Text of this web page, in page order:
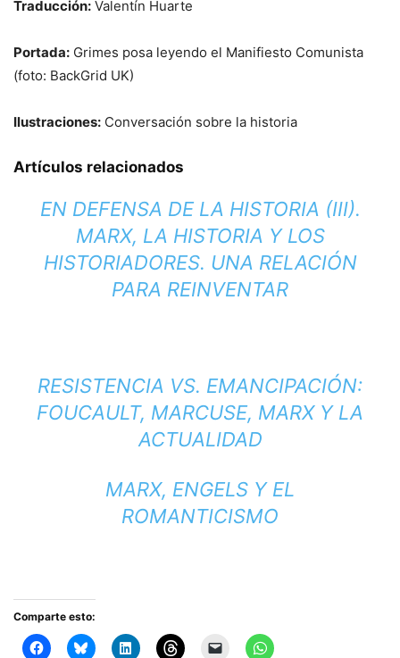
Traducción: Valentín Huarte
Portada: Grimes posa leyendo el Manifiesto Comunista
(foto: BackGrid UK)
Ilustraciones: Conversación sobre la historia
Artículos relacionados
EN DEFENSA DE LA HISTORIA (III).
MARX, LA HISTORIA Y LOS
HISTORIADORES. UNA RELACIÓN
PARA REINVENTAR
RESISTENCIA VS. EMANCIPACIÓN:
FOUCAULT, MARCUSE, MARX Y LA
ACTUALIDAD
MARX, ENGELS Y EL
ROMANTICISMO
Comparte esto: